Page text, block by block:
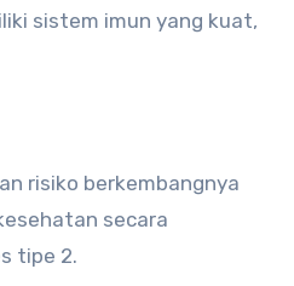
sistem imun yang kuat,
risiko berkembangnya
secara
tipe 2.